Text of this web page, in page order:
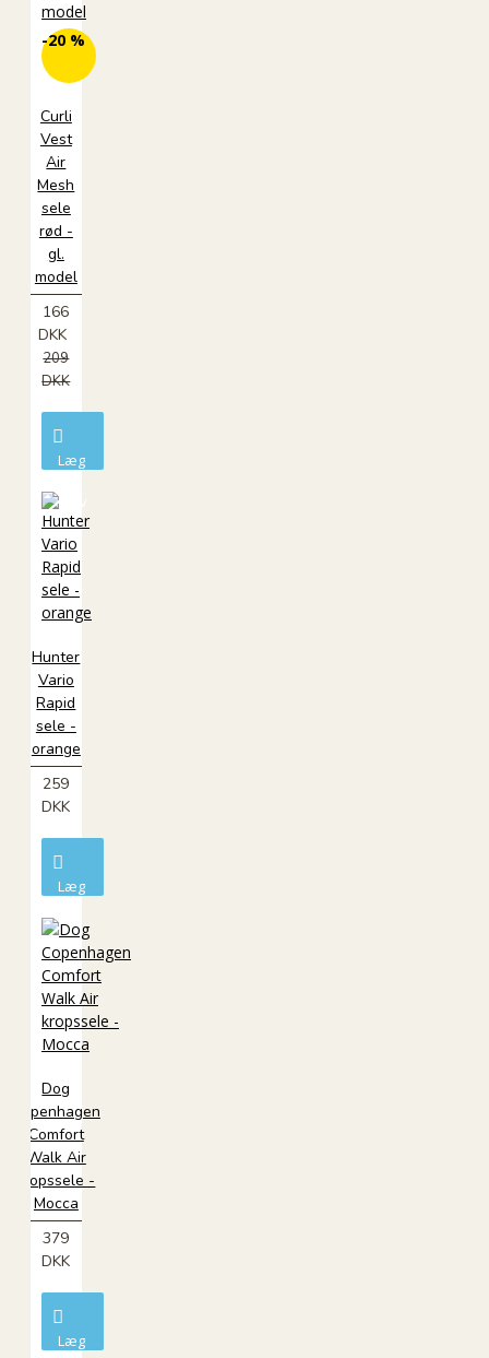
-20 %
Curli
Vest
Air
Mesh
sele
rød -
gl.
model
166
DKK
209
DKK
Læg
kurv
Hunter
Vario
Rapid
sele -
orange
259
DKK
Læg
kurv
Dog
Copenhagen
Comfort
Walk Air
kropssele -
Mocca
379
DKK
Læg